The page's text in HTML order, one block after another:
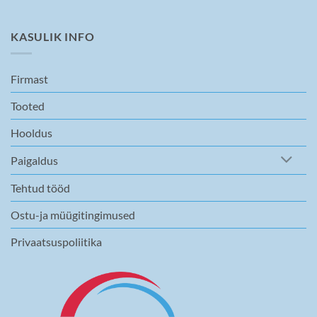
KASULIK INFO
Firmast
Tooted
Hooldus
Paigaldus
Tehtud tööd
Ostu-ja müügitingimused
Privaatsuspoliitika